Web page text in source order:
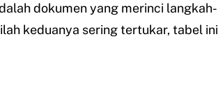
dokumen yang merinci langkah-
keduanya sering tertukar, tabel ini